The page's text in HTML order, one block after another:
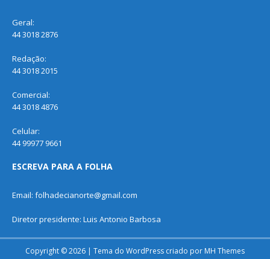
Geral:
44 3018 2876
Redação:
44 3018 2015
Comercial:
44 3018 4876
Celular:
44 99977 9661
ESCREVA PARA A FOLHA
Email: folhadecianorte@gmail.com
Diretor presidente: Luis Antonio Barbosa
Copyright © 2026 | Tema do WordPress criado por MH Themes